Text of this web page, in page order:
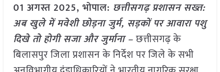
01 अगस्त 2025, भोपाल: छत्तीसगढ़ प्रशासन सख्त:
अब खुले में मवेशी छोड़ना जुर्म, सड़कों पर आवारा पशु
दिखे तो होगी सजा और जुर्माना –छत्तीसगढ़ के
बिलासपुर जिला प्रशासन के निर्देश पर जिले के सभी